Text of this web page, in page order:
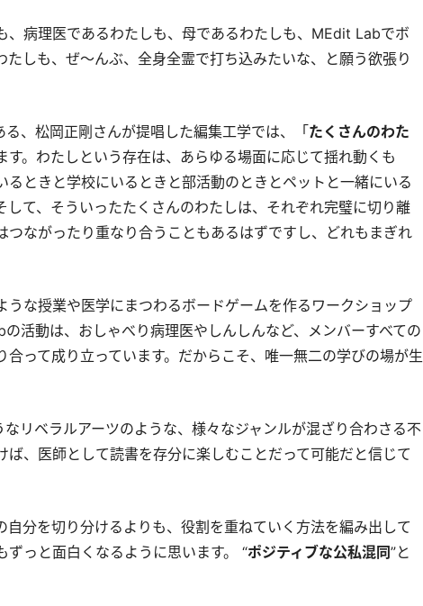
、病理医であるわたしも、母であるわたしも、MEdit Labでボ
たしも、ぜ～んぶ、全身全霊で打ち込みたいな、と願う欲張り
、松岡正剛さんが提唱した編集工学では、「たくさんのわた
す。わたしという存在は、あらゆる場面に応じて揺れ動くも
るときと学校にいるときと部活動のときとペットと一緒にいる
して、そういったたくさんのわたしは、それぞれ完璧に切り離
つながったり重なり合うこともあるはずですし、どれもまぎれ
うな授業や医学にまつわるボードゲームを作るワークショップ
活動は、おしゃべり病理医やしんしんなど、メンバーすべての
合って成り立っています。だからこそ、唯一無二の学びの場が生
リベラルアーツのような、様々なジャンルが混ざり合わさる不
ば、医師として読書を存分に楽しむことだって可能だと信じて
自分を切り分けるよりも、役割を重ねていく方法を編み出して
ずっと面白くなるように思います。 “ポジティブな公私混同”と